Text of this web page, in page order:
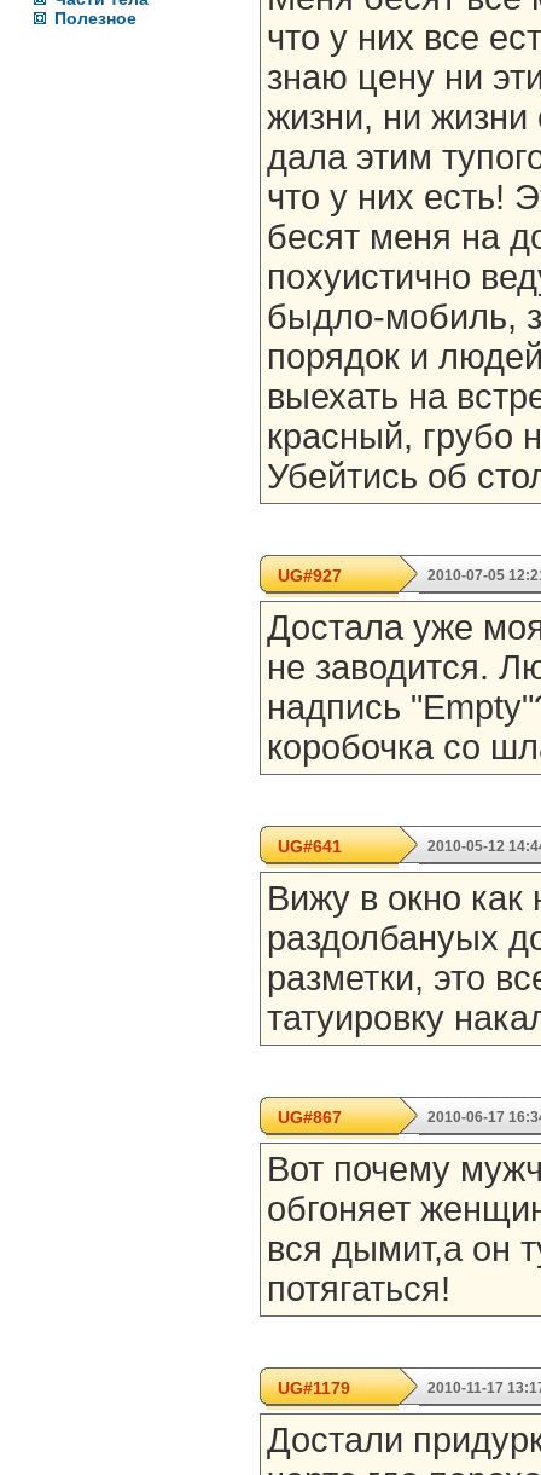
Полезное
что у них все
знаю цену ни
жизни, ни жизни
дала этим
что у них есть!
бесят меня на
похуистично
быдло-мобиль,
порядок и
выехать на
красный, грубо
Убейтись об
UG#927 2010-07-05
Достала уже
не заводится.
надпись
коробочка со
UG#641 2010-05-12
Вижу в окно как
раздолбанyых
разметки, это
татуировку
UG#867 2010-06-17
Вот почему
обгоняет
вся дымит,а он
потягаться!
UG#1179 2010-11-17
Достали